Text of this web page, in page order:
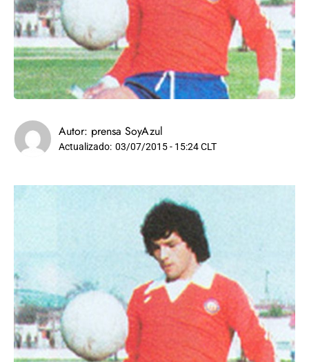
Autor: prensa SoyAzul
Actualizado: 03/07/2015 - 15:24 CLT